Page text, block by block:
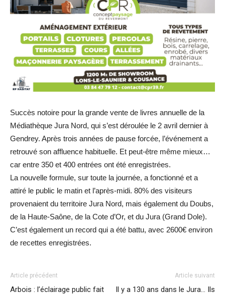
Succès notoire pour la grande vente de livres annuelle de la
Médiathèque Jura Nord, qui s’est déroulée le 2 avril dernier à
Gendrey. Après trois années de pause forcée, l’événement a
retrouvé son affluence habituelle. Et peut-être même mieux…
car entre 350 et 400 entrées ont été enregistrées.
La nouvelle formule, sur toute la journée, a fonctionné et a
attiré le public le matin et l’après-midi. 80% des visiteurs
provenaient du territoire Jura Nord, mais également du Doubs,
de la Haute-Saône, de la Cote d’Or, et du Jura (Grand Dole).
C’est également un record qui a été battu, avec 2600€ environ
de recettes enregistrées.
Article précédent
Arbois : l’éclairage public fait
Article suivant
Il y a 130 ans dans le Jura… Ils